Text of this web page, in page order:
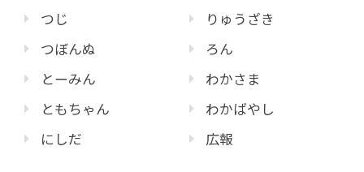
つじ
つぼんぬ
とーみん
ともちゃん
にしだ
りゅうざき
ろん
わかさま
わかばやし
広報